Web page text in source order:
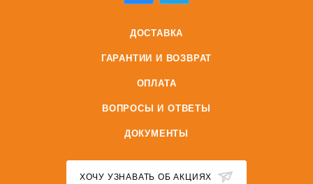
ДОСТАВКА
ГАРАНТИИ И ВОЗВРАТ
ОПЛАТА
ВОПРОСЫ И ОТВЕТЫ
ДОКУМЕНТЫ
ХОЧУ УЗНАВАТЬ ОБ АКЦИЯХ